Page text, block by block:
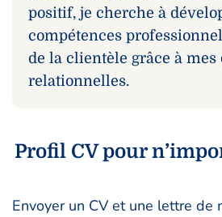
positif, je cherche à
compétences
de la clientèle grâce à mes
relationnelles.
Profil CV pour
Envoyer un CV et une lettre de